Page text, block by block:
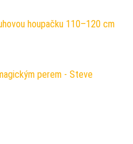
houpačku 110–120 cm
perem - Steve